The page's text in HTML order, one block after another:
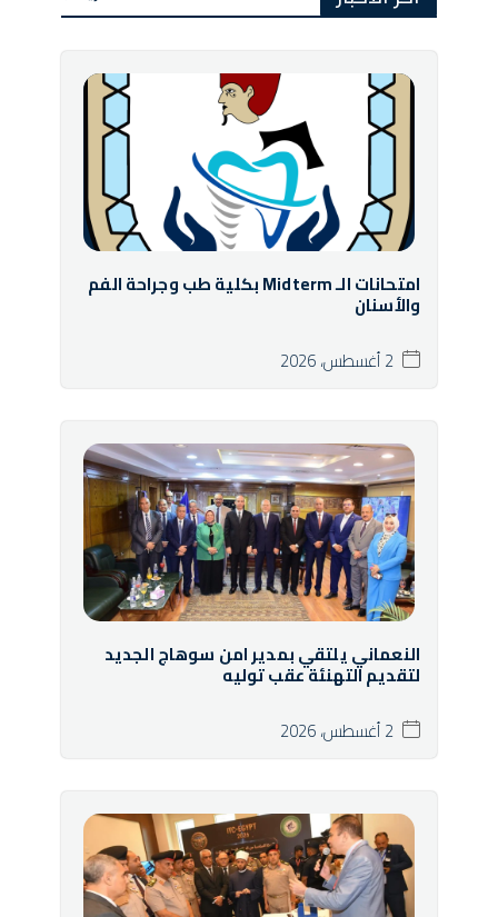
امتحانات الـ Midterm بكلية طب وجراحة الفم
والأسنان
2 أغسطس، 2026
النعماني يلتقي بمدير امن سوهاج الجديد
لتقديم التهنئة عقب توليه
2 أغسطس، 2026